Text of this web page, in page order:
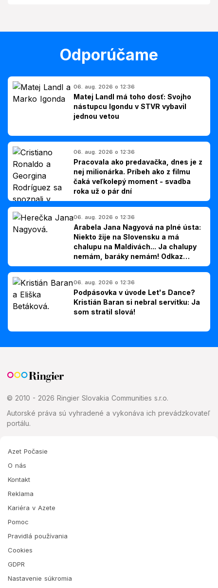
Odporúčame
06. aug. 2026 o 12:36
Matej Landl má toho dosť: Svojho
nástupcu Igondu v STVR vybavil
jednou vetou
06. aug. 2026 o 12:36
Pracovala ako predavačka, dnes je z
nej milionárka. Príbeh ako z filmu
čaká veľkolepý moment - svadba
roka už o pár dní
06. aug. 2026 o 12:36
Arabela Jana Nagyová na plné ústa:
Niekto žije na Slovensku a má
chalupu na Maldivách... Ja chalupy
nemám, baráky nemám! Odkaz
Slovákom
06. aug. 2026 o 12:36
Podpásovka v úvode Let's Dance?
Kristián Baran si nebral servítku: Ja
som stratil slová!
© 2010 - 2026 Ringier Slovakia Communities s.r.o.
Autorské práva sú vyhradené a vykonáva ich prevádzkovateľ
portálu.
Azet Počasie
O nás
Kontakt
Reklama
Kariéra v Azete
Pomoc
Pravidlá používania
Cookies
GDPR
Nastavenie súkromia